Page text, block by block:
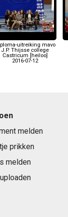
uitreiking mavo
J.P. Thijsse college
Castricum [heiloo]
2016-07-12
melden
prikken
melden